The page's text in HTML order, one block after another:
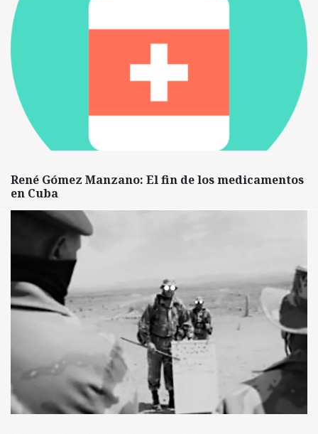
René Gómez Manzano: El fin de los medicamentos
en Cuba